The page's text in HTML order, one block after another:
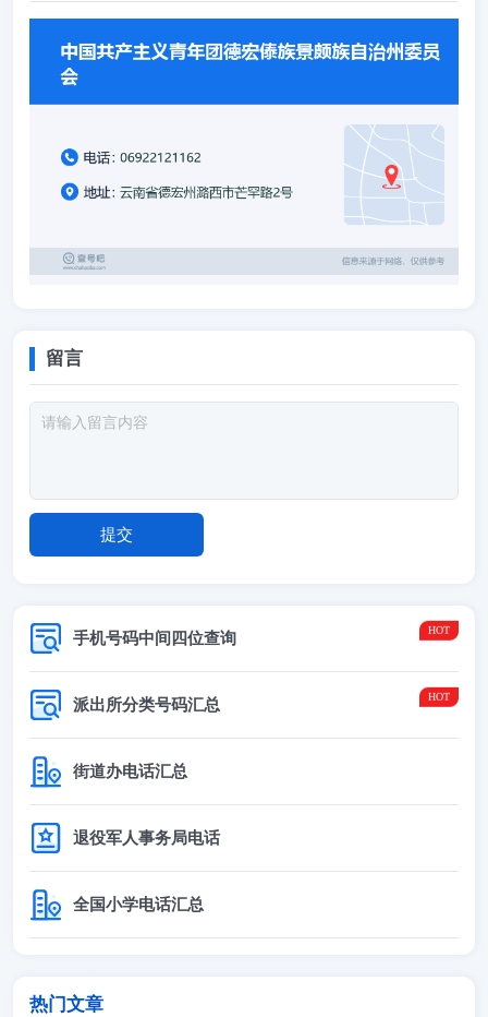
留言
手机号码中间四位查询
派出所分类号码汇总
街道办电话汇总
退役军人事务局电话
全国小学电话汇总
热门文章